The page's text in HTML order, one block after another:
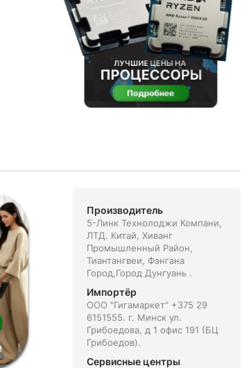
Производитель
5-Линк Технолоджи Компани,
ЛТД. Китай, Xиванг
Промышленный Район,
Тиантангвеи, Фэнгана
Город,Город Дунгуань .
Импортёр
ООО "Гигамаркет" +375 29
6151555. г. Минск ул.
Грибоедова, д 1 офис 191 (БЦ
Грибоедов).
Сервисные центры